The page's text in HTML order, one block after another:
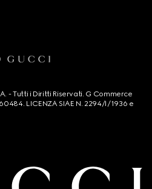
- Tutti i Diritti Riservati. G Commerce
LICENZA SIAE N. 2294/I/1936 e